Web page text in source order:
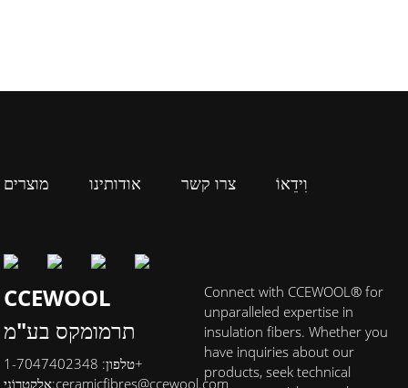
מוצרים אודותינו צרו קשר וִידֵאוֹ
CCEWOOL
תרמומקס בע"מ
טלפון: 1-7047402348+
אֶלֶקטרוֹנִי:ceramicfibres@ccewool.com
Connect with CCEWOOL® for
unparalleled expertise in
insulation fibers. Whether you
have inquiries about our
products, seek technical